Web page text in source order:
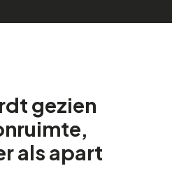
gezien
als apart